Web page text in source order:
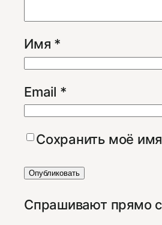
Имя *
Email *
Сохранить моё
Спрашивают прямо